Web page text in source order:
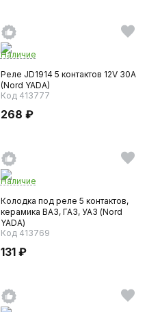
Наличие
Реле JD1914 5 контактов 12V 30A
(Nord YADA)
Код 413777
268 ₽
Наличие
Колодка под реле 5 контактов,
керамика ВАЗ, ГАЗ, УАЗ (Nord
YADA)
Код 413769
131 ₽